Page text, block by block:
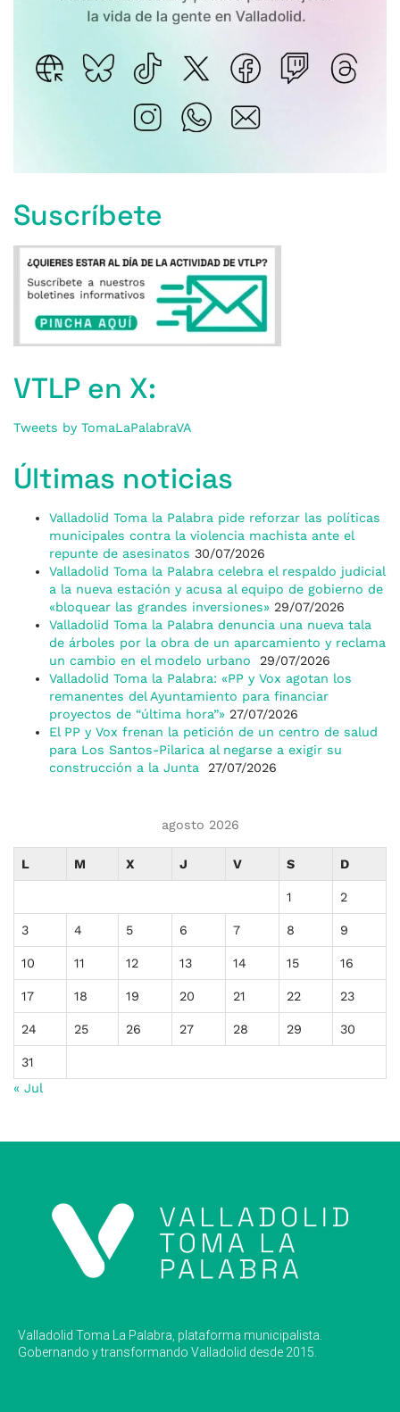
Suscríbete
VTLP en X:
Tweets by TomaLaPalabraVA
Últimas noticias
Valladolid Toma la Palabra pide reforzar las políticas
municipales contra la violencia machista ante el
repunte de asesinatos 30/07/2026
Valladolid Toma la Palabra celebra el respaldo judicial
a la nueva estación y acusa al equipo de gobierno de
«bloquear las grandes inversiones» 29/07/2026
Valladolid Toma la Palabra denuncia una nueva tala
de árboles por la obra de un aparcamiento y reclama
un cambio en el modelo urbano
29/07/2026
Valladolid Toma la Palabra: «PP y Vox agotan los
remanentes del Ayuntamiento para financiar
proyectos de “última hora”» 27/07/2026
El PP y Vox frenan la petición de un centro de salud
para Los Santos-Pilarica al negarse a exigir su
construcción a la Junta
27/07/2026
agosto 2026
L M X J V S D
1 2
3 4 5 6 7 8 9
10 11 12 13 14 15 16
17 18 19 20 21 22 23
24 25 26 27 28 29 30
31
« Jul
Valladolid Toma La Palabra, plataforma municipalista.
Gobernando y transformando Valladolid desde 2015.